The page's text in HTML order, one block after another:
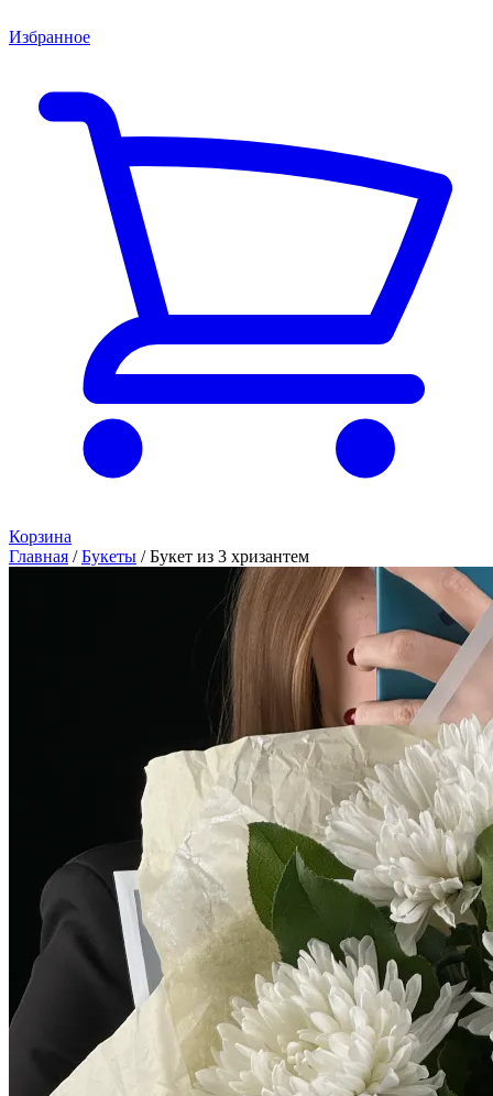
Избранное
Корзина
Главная / Букеты / Букет из 3 хризантем